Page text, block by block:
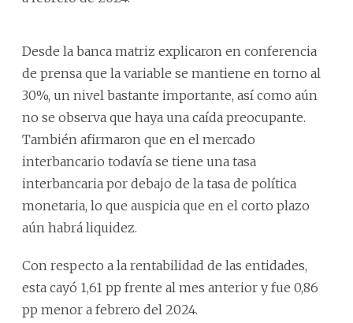
Desde la banca matriz explicaron en conferencia
de prensa que la variable se mantiene en torno al
30%, un nivel bastante importante, así como aún
no se observa que haya una caída preocupante.
También afirmaron que en el mercado
interbancario todavía se tiene una tasa
interbancaria por debajo de la tasa de política
monetaria, lo que auspicia que en el corto plazo
aún habrá liquidez.
Con respecto a la rentabilidad de las entidades,
esta cayó 1,61 pp frente al mes anterior y fue 0,86
pp menor a febrero del 2024.